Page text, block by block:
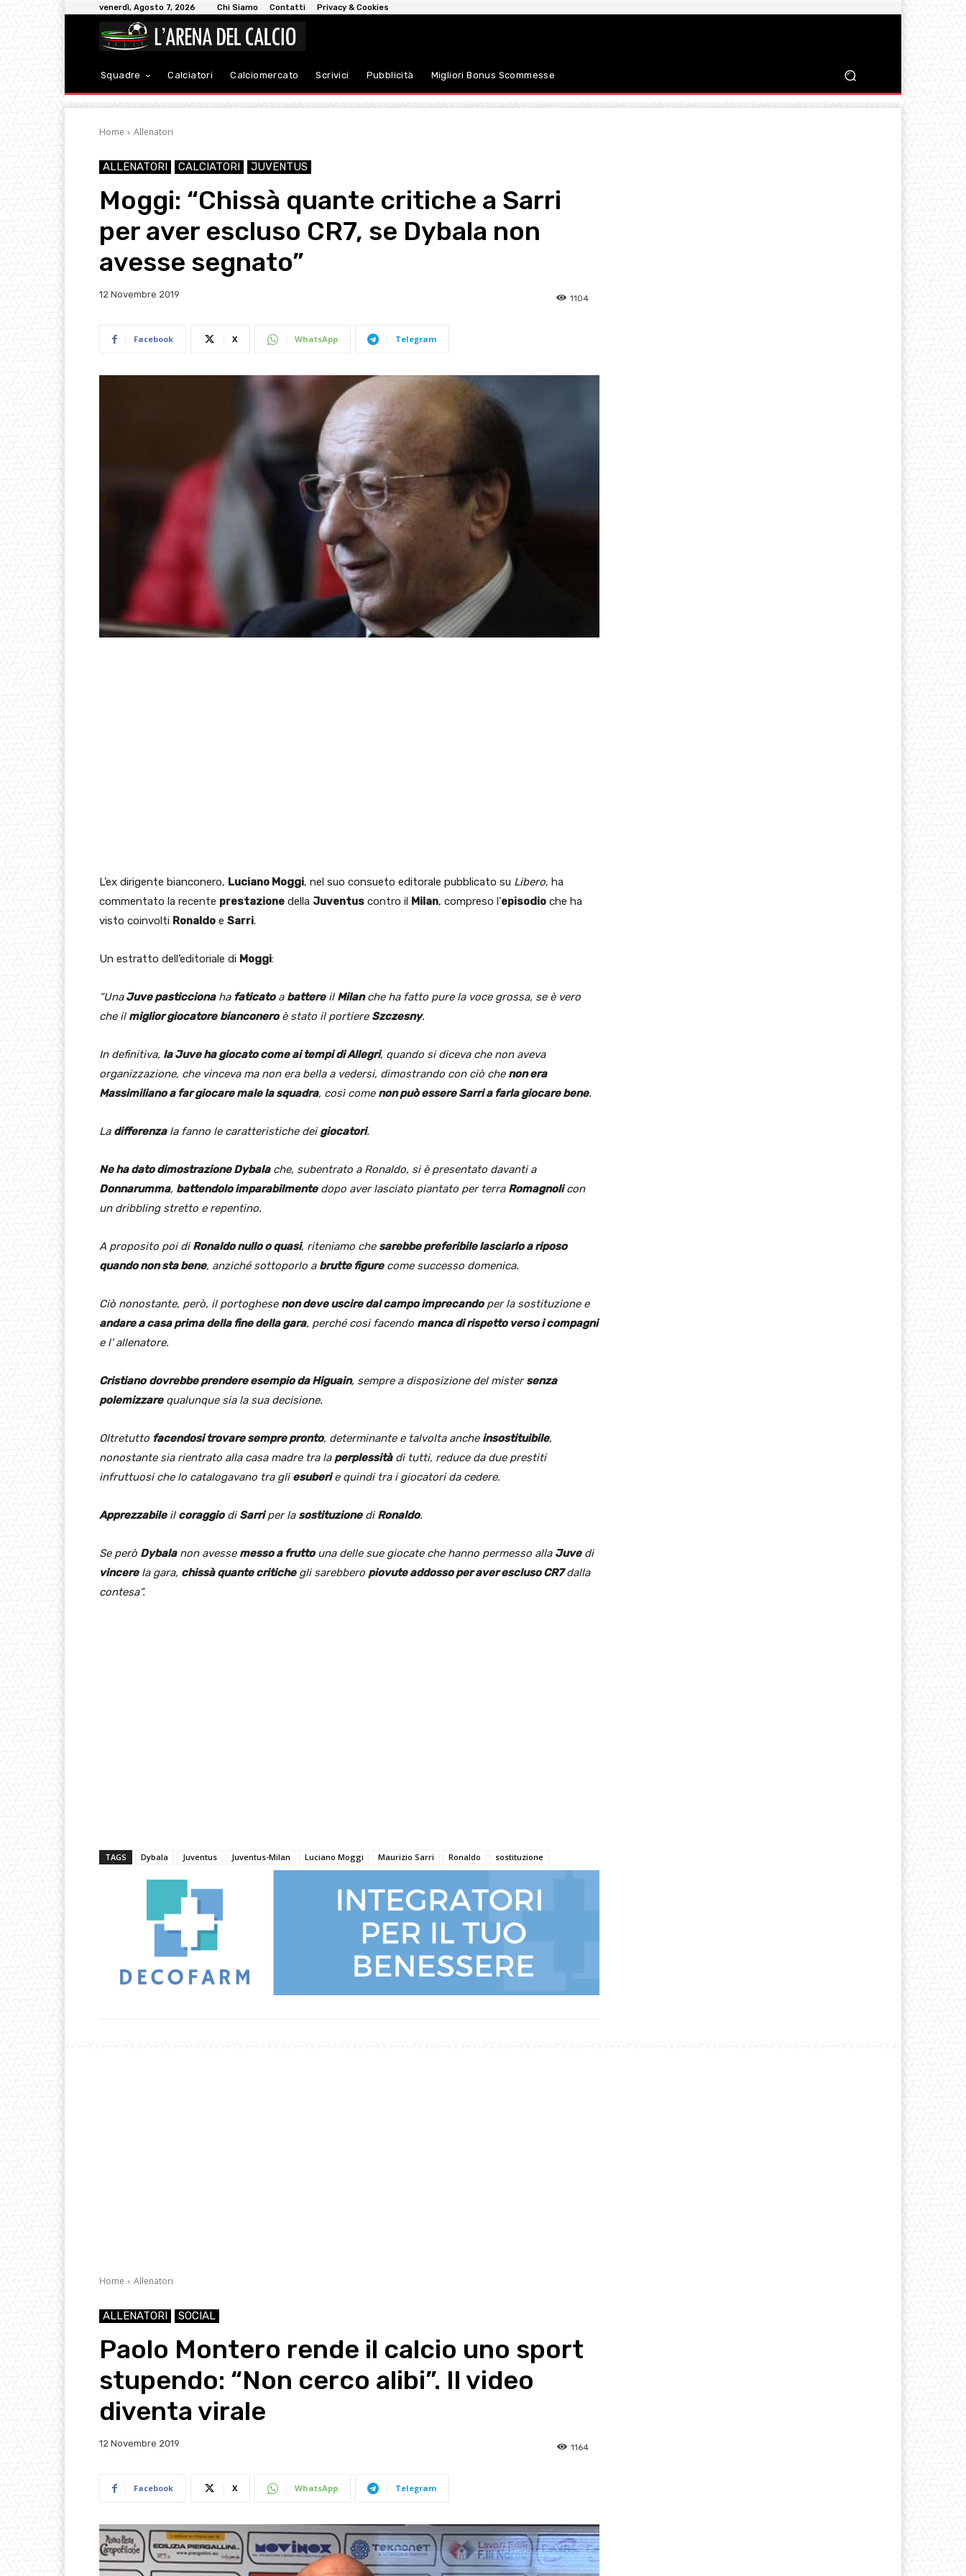
venerdì, Agosto 7, 2026 Chi Siamo Contatti Privacy & Cookies
Squadre Calciatori Calciomercato Scrivici Pubblicità Migliori Bonus Scommesse
Home Allenatori
ALLENATORI CALCIATORI JUVENTUS
Moggi: “Chissà quante critiche a Sarri
per aver escluso CR7, se Dybala non
avesse segnato”
12 Novembre 2019 1104
Facebook X WhatsApp Telegram
L’ex dirigente bianconero, Luciano Moggi, nel suo consueto editorale pubblicato su Libero, ha
commentato la recente prestazione della Juventus contro il Milan, compreso l’episodio che ha
visto coinvolti Ronaldo e Sarri.
Un estratto dell’editoriale di Moggi:
“UnaJuve pasticcionaha faticatoa battereil Milanche ha fatto pure la voce grossa, se è vero
che il miglior giocatore bianconeroè stato il portiere Szczesny.
In definitiva, la Juve ha giocato come ai tempi di Allegri, quando si diceva che non aveva
organizzazione, che vinceva ma non era bella a vedersi, dimostrando con ciò che non era
Massimiliano a far giocare male la squadra, così come non può essere Sarri a farla giocare bene.
La differenzala fanno le caratteristiche deigiocatori.
Ne ha dato dimostrazione Dybalache, subentrato a Ronaldo, si è presentato davanti a
Donnarumma, battendolo imparabilmentedopo aver lasciato piantato per terra Romagnolicon
un dribbling stretto e repentino.
A proposito poi diRonaldo nullo o quasi, riteniamo che sarebbe preferibile lasciarlo a riposo
quando non sta bene, anziché sottoporlo a brutte figurecome successo domenica.
Ciò nonostante, però, il portoghese non deve uscire dal campo imprecandoper la sostituzione e
andare a casa prima della fine della gara, perché cosi facendo manca di rispetto verso i compagni
e l’ allenatore.
Cristiano dovrebbe prendere esempio da Higuain, sempre a disposizione del mistersenza
polemizzarequalunque sia la sua decisione.
Oltretutto facendosi trovare sempre pronto, determinante e talvolta anche insostituibile,
nonostante sia rientrato alla casa madre tra la perplessitàdi tutti, reduce da due prestiti
infruttuosi che lo catalogavano tra gliesuberie quindi tra i giocatori da cedere.
Apprezzabileil coraggiodiSarriper la sostituzionediRonaldo.
Se però Dybalanon avesse messo a fruttouna delle sue giocate che hanno permesso alla Juvedi
vincerela gara, chissà quante critichegli sarebbero piovute addosso per aver escluso CR7dalla
contesa”.
TAGS Dybala Juventus Juventus-Milan Luciano Moggi Maurizio Sarri Ronaldo sostituzione